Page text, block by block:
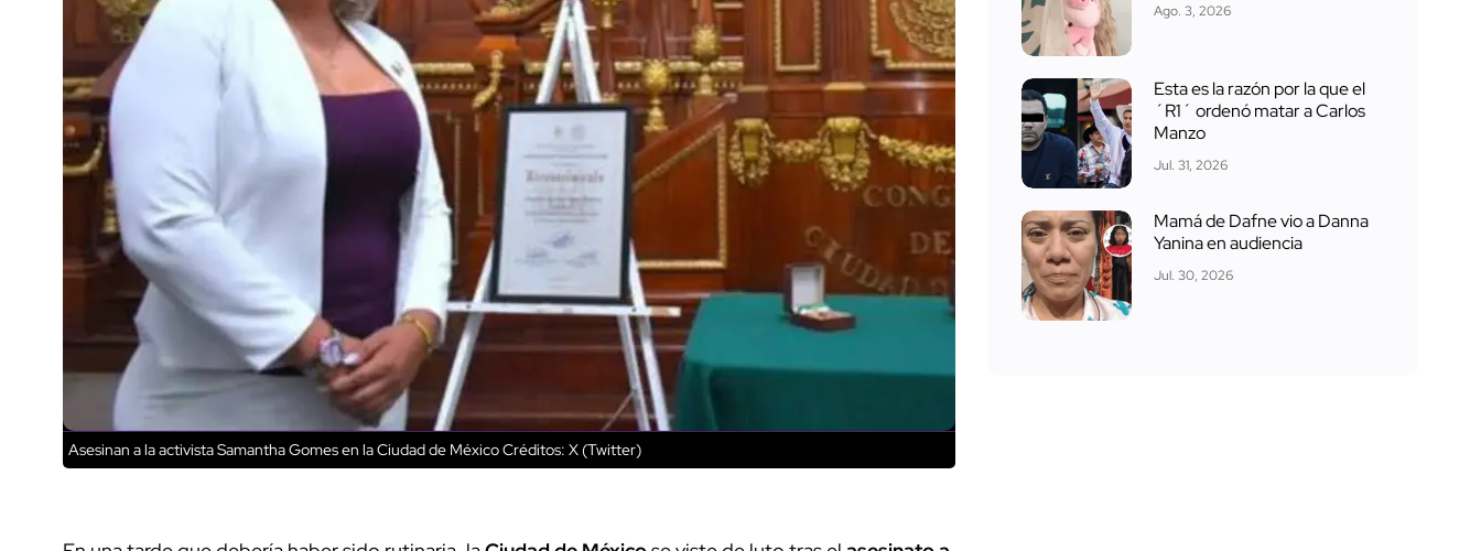
Asesinan a la activista Samantha Gomes en la Ciudad de MéxicoCréditos: X (Twitter)
Ago. 3, 2026
Esta es la razón por la que el
´R1´ ordenó matar a Carlos
Manzo
Jul. 31, 2026
Mamá de Dafne vio a Danna
Yanina en audiencia
Jul. 30, 2026